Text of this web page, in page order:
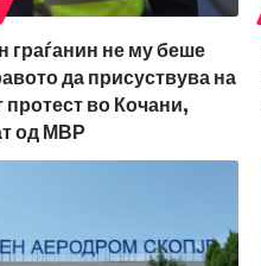
граѓанин не му беше
да присуствува на
во Кочани,
од МВР